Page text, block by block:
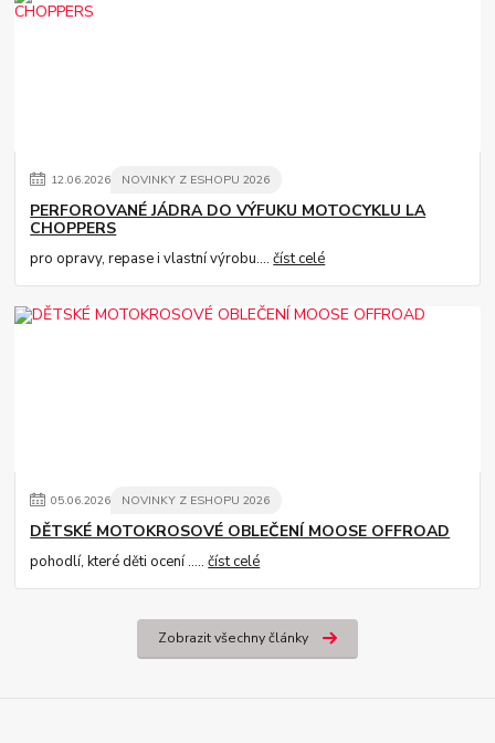
12.06.2026 NOVINKY Z ESHOPU 2026
PERFOROVANÉ JÁDRA DO VÝFUKU MOTOCYKLU LA
CHOPPERS
pro opravy, repase i vlastní výrobu....číst celé
05.06.2026 NOVINKY Z ESHOPU 2026
DĚTSKÉ MOTOKROSOVÉ OBLEČENÍ MOOSE OFFROAD
pohodlí, které děti ocení .....číst celé
Zobrazit všechny články